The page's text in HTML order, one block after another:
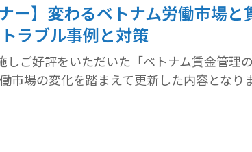
ー】変わるベトナム労働市場
ラブル事例と対策
しご好評をいただいた「ベトナム賃金管理
市場の変化を踏まえて更新した内容となり